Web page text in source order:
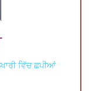
ਵਿੱਚ ਛਪੀਆਂ